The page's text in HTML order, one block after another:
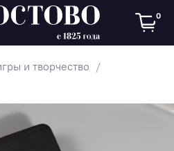
0
и творчество